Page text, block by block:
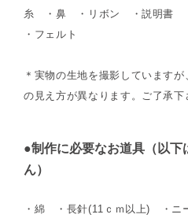
糸 ・鼻 ・リボン ・説明書
・フェルト
＊実物の生地を撮影しています
の見え方が異なります。ご了承下
●制作に必要なお道具（以下
ん）
・綿 ・長針(11ｃｍ以上) ・ニ